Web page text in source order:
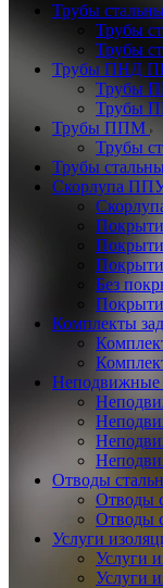
Трубы
Трубы
Трубы
Трубы ПНД
Трубы
Трубы
Трубы ППМ
Трубы
Трубы
Скорлупа
Без
Комплекты
Отводы
Отводы
Отводы
Услуги
Услуги
Услуги